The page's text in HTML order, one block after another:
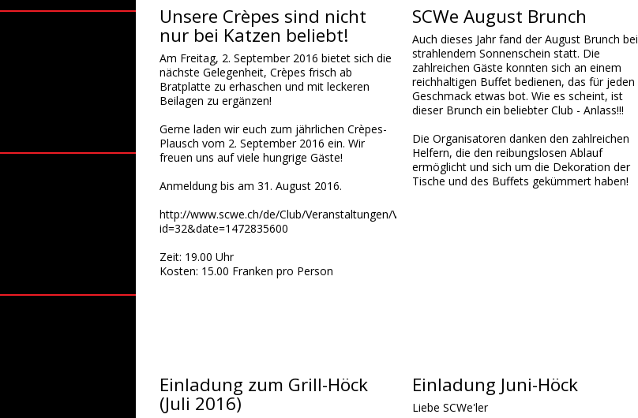
Unsere Crèpes sind nicht
nur bei Katzen beliebt!
Am Freitag, 2. September 2016 bietet sich die
nächste Gelegenheit, Crèpes frisch ab
Bratplatte zu erhaschen und mit leckeren
Beilagen zu ergänzen!
Gerne laden wir euch zum jährlichen Crèpes-
Plausch vom 2. September 2016 ein. Wir
freuen uns auf viele hungrige Gäste!
Anmeldung bis am 31. August 2016.
http://www.scwe.ch/de/Club/Veranstaltungen/Veranstaltungsinformationen?
id=32&date=1472835600
Zeit: 19.00 Uhr
Kosten: 15.00 Franken pro Person
SCWe August Brunch
Auch dieses Jahr fand der August Brunch bei
strahlendem Sonnenschein statt. Die
zahlreichen Gäste konnten sich an einem
reichhaltigen Buffet bedienen, das für jeden
Geschmack etwas bot. Wie es scheint, ist
dieser Brunch ein beliebter Club - Anlass!!!
Die Organisatoren danken den zahlreichen
Helfern, die den reibungslosen Ablauf
ermöglicht und sich um die Dekoration der
Tische und des Buffets gekümmert haben!
Einladung zum Grill-Höck
(Juli 2016)
Einladung Juni-Höck
Liebe SCWe'ler